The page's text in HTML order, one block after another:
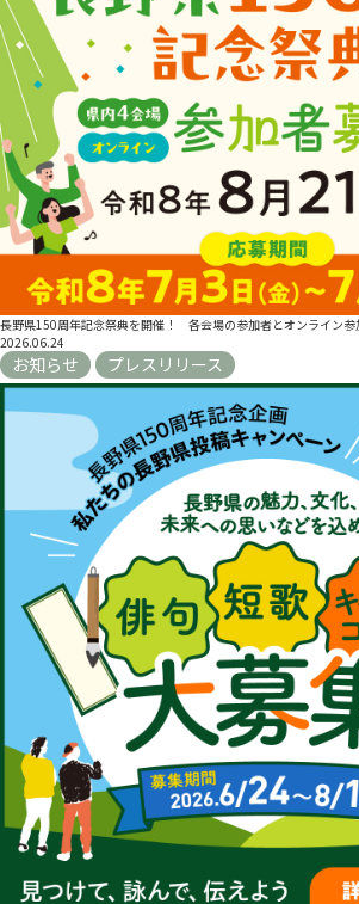
長野県150周年記念祭典を開催！ 各会場の参加者とオンライン参
2026.06.24
お知らせ プレスリリース